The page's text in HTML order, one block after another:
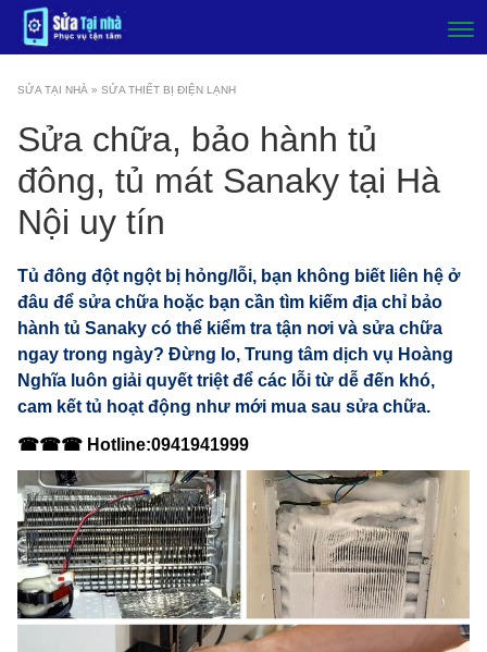
SỬA TẠI NHÀ » SỬA THIẾT BỊ ĐIỆN LẠNH
Sửa chữa, bảo hành tủ
đông, tủ mát Sanaky tại Hà
Nội uy tín
Tủ đông đột ngột bị hỏng/lỗi, bạn không biết liên hệ ở
đâu để sửa chữa hoặc bạn cần tìm kiếm địa chỉ bảo
hành tủ Sanaky có thể kiểm tra tận nơi và sửa chữa
ngay trong ngày? Đừng lo, Trung tâm dịch vụ Hoàng
Nghĩa luôn giải quyết triệt để các lỗi từ dễ đến khó,
cam kết tủ hoạt động như mới mua sau sửa chữa.
☎☎☎ Hotline:0941941999